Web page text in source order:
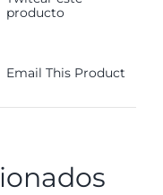
producto
Email This Product